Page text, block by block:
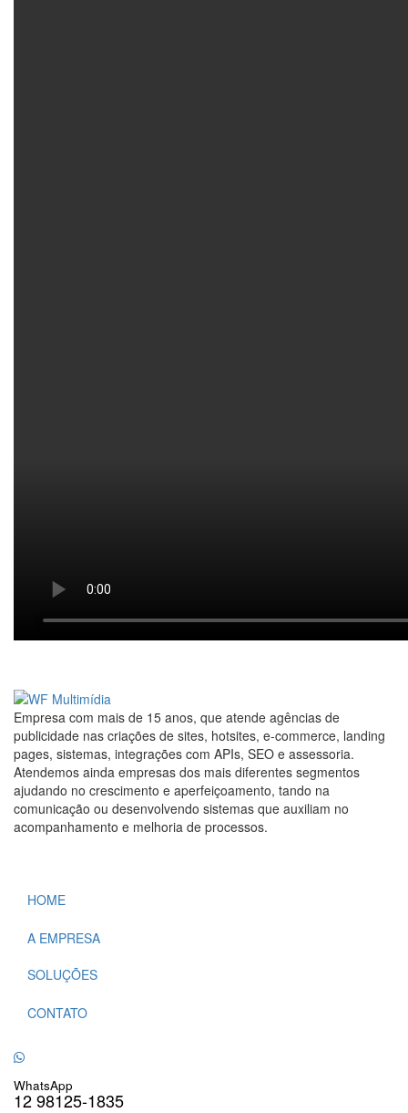
Empresa com mais de 15 anos, que atende agências de
publicidade nas criações de sites, hotsites, e-commerce, landing
pages, sistemas, integrações com APIs, SEO e assessoria.
Atendemos ainda empresas dos mais diferentes segmentos
ajudando no crescimento e aperfeiçoamento, tando na
comunicação ou desenvolvendo sistemas que auxiliam no
acompanhamento e melhoria de processos.
HOME
A EMPRESA
SOLUÇÕES
CONTATO
WhatsApp
12 98125-1835